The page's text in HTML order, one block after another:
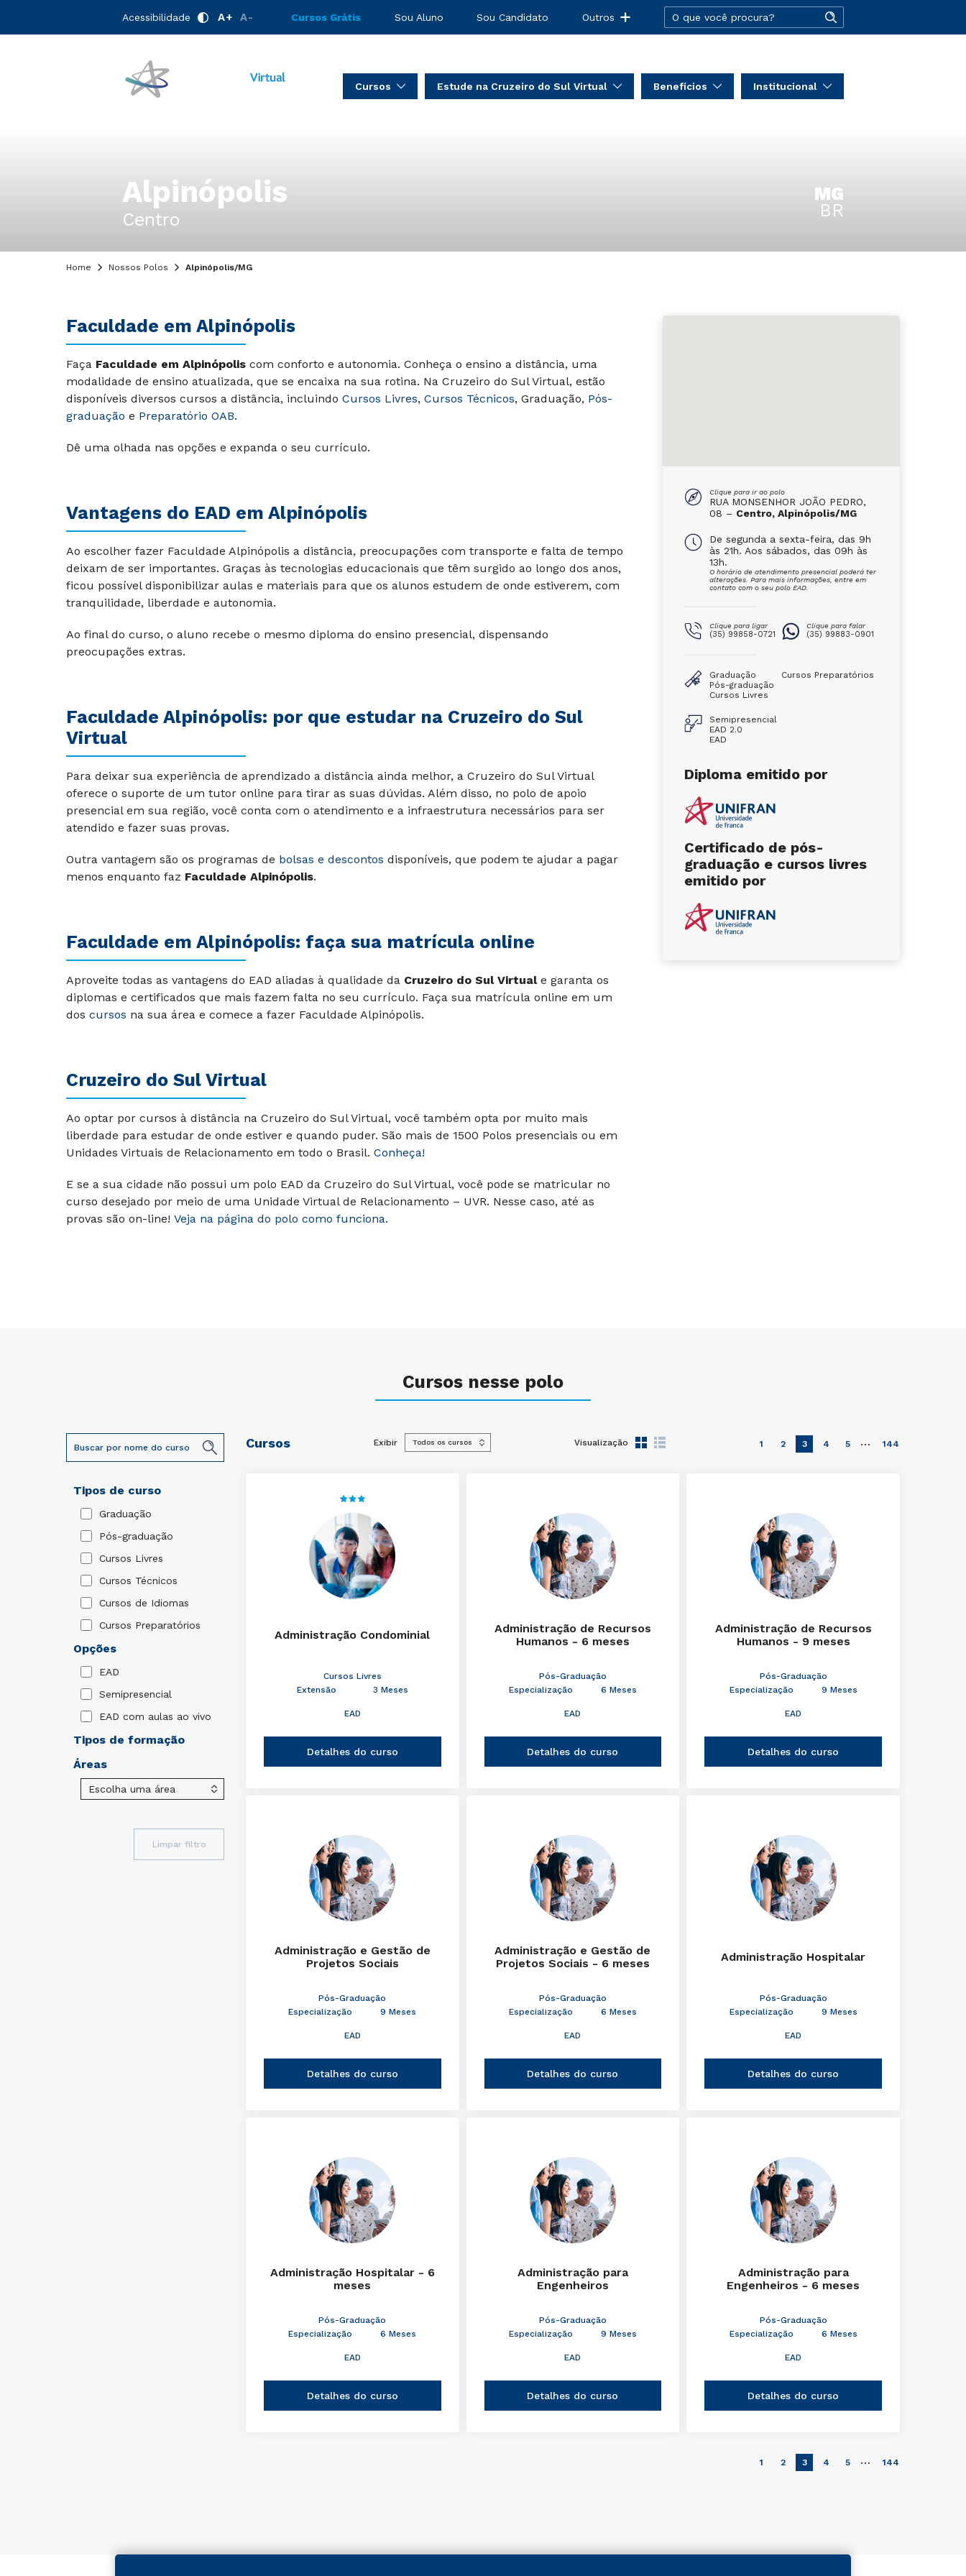
Acessibilidade A+ A- Cursos Grátis Sou Aluno Sou Candidato Outros
Cursos Estude na Cruzeiro do Sul Virtual Benefícios Institucional
Alpinópolis
Centro
MG
BR
Home Nossos Polos Alpinópolis/MG
Faculdade em Alpinópolis
Faça Faculdade em Alpinópolis com conforto e autonomia. Conheça o ensino a distância, uma
modalidade de ensino atualizada, que se encaixa na sua rotina. Na Cruzeiro do Sul Virtual, estão
disponíveis diversos cursos a distância, incluindo Cursos Livres, Cursos Técnicos, Graduação, Pós-
graduação e Preparatório OAB.
Dê uma olhada nas opções e expanda o seu currículo.
Vantagens do EAD em Alpinópolis
Ao escolher fazer Faculdade Alpinópolis a distância, preocupações com transporte e falta de tempo
deixam de ser importantes. Graças às tecnologias educacionais que têm surgido ao longo dos anos,
ficou possível disponibilizar aulas e materiais para que os alunos estudem de onde estiverem, com
tranquilidade, liberdade e autonomia.
Ao final do curso, o aluno recebe o mesmo diploma do ensino presencial, dispensando
preocupações extras.
Faculdade Alpinópolis: por que estudar na Cruzeiro do Sul
Virtual
Para deixar sua experiência de aprendizado a distância ainda melhor, a Cruzeiro do Sul Virtual
oferece o suporte de um tutor online para tirar as suas dúvidas. Além disso, no polo de apoio
presencial em sua região, você conta com o atendimento e a infraestrutura necessários para ser
atendido e fazer suas provas.
Outra vantagem são os programas de bolsas e descontos disponíveis, que podem te ajudar a pagar
menos enquanto faz Faculdade Alpinópolis.
Faculdade em Alpinópolis: faça sua matrícula online
Aproveite todas as vantagens do EAD aliadas à qualidade da Cruzeiro do Sul Virtuale garanta os
diplomas e certificados que mais fazem falta no seu currículo. Faça sua matrícula online em um
dos cursos na sua área e comece a fazer Faculdade Alpinópolis.
Cruzeiro do Sul Virtual
Ao optar por cursos à distância na Cruzeiro do Sul Virtual, você também opta por muito mais
liberdade para estudar de onde estiver e quando puder. São mais de 1500 Polos presenciais ou em
Unidades Virtuais de Relacionamento em todo o Brasil. Conheça!
E se a sua cidade não possui um polo EAD da Cruzeiro do Sul Virtual, você pode se matricular no
curso desejado por meio de uma Unidade Virtual de Relacionamento – UVR. Nesse caso, até as
provas são on-line! Veja na página do polo como funciona.
Clique para ir ao polo
RUA MONSENHOR JOÃO PEDRO,
08 – Centro, Alpinópolis/MG
De segunda a sexta-feira, das 9h
às 21h. Aos sábados, das 09h às
13h.
O horário de atendimento presencial poderá ter
alterações. Para mais informações, entre em
contato com o seu polo EAD.
Clique para ligar
(35) 99858-0721
Clique para falar
(35) 99883-0901
Graduação
Pós-graduação
Cursos Livres
Cursos Preparatórios
Semipresencial
EAD 2.0
EAD
Diploma emitido por
Certificado de pós-
graduação e cursos livres
emitido por
Cursos nesse polo
Tipos de curso
Graduação
Pós-graduação
Cursos Livres
Cursos Técnicos
Cursos de Idiomas
Cursos Preparatórios
Opções
EAD
Semipresencial
EAD com aulas ao vivo
Tipos de formação
Áreas
Limpar filtro
Cursos Exibir Visualização 1 2 3 4 5 … 144
Administração Condominial
Cursos Livres
Extensão
3 Meses
EAD
Detalhes do curso
Administração de Recursos
Humanos - 6 meses
Pós-Graduação
Especialização
6 Meses
EAD
Detalhes do curso
Administração de Recursos
Humanos - 9 meses
Pós-Graduação
Especialização
9 Meses
EAD
Detalhes do curso
Administração e Gestão de
Projetos Sociais
Pós-Graduação
Especialização
9 Meses
EAD
Detalhes do curso
Administração e Gestão de
Projetos Sociais - 6 meses
Pós-Graduação
Especialização
6 Meses
EAD
Detalhes do curso
Administração Hospitalar
Pós-Graduação
Especialização
9 Meses
EAD
Detalhes do curso
Administração Hospitalar - 6
meses
Pós-Graduação
Especialização
6 Meses
EAD
Detalhes do curso
Administração para
Engenheiros
Pós-Graduação
Especialização
9 Meses
EAD
Detalhes do curso
Administração para
Engenheiros - 6 meses
Pós-Graduação
Especialização
6 Meses
EAD
Detalhes do curso
1 2 3 4 5 … 144